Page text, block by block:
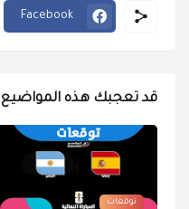
Facebook
قد تعجبك هذه المواضيع
توقعات